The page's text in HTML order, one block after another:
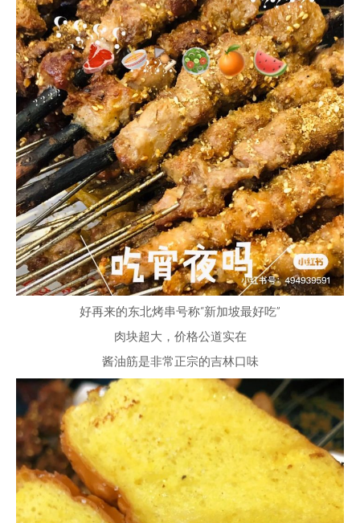
好再来的东北烤串号称“新加坡最好吃”
肉块超大，价格公道实在
酱油筋是非常正宗的吉林口味